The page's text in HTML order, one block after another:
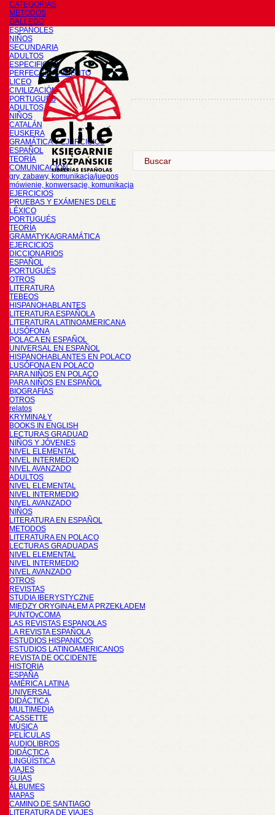
CATEGORÍAS
METODOS
GALLEGO
ESPAÑOLES
NIÑOS
SECUNDARIA
ADULTOS
ESPECIFICOS
PERFECCIONAMIENTO
LICEO
CIVILIZACIÓN
PORTUGUÉS
ADULTOS
NIÑOS
CATALÁN
EUSKERA
GRAMÁTICA Y EJERCICIOS
ESPAÑOL
TEORÍA
COMUNICACIÓN
gry, zabawy, komunikacja/juegos
mówienie, konwersacje, komunikacja
EJERCICIOS
PRUEBAS Y EXÁMENES DELE
LÉXICO
PORTUGUÉS
TEORÍA
GRAMATYKA/GRAMÁTICA
EJERCICIOS
DICCIONARIOS
ESPAÑOL
PORTUGUÉS
OTROS
LITERATURA
TEBEOS
HISPANOHABLANTES
LITERATURA ESPAÑOLA
LITERATURA LATINOAMERICANA
LUSÓFONA
POLACA EN ESPAÑOL
UNIVERSAL EN ESPAÑOL
HISPANOHABLANTES EN POLACO
LUSÓFONA EN POLACO
PARA NIÑOS EN POLACO
PARA NIÑOS EN ESPAÑOL
BIOGRAFÍAS
OTROS
relatos
KRYMINAŁY
BOOKS IN ENGLISH
LECTURAS GRADUAD
NIÑOS Y JÓVENES
NIVEL ELEMENTAL
NIVEL INTERMEDIO
NIVEL AVANZADO
ADULTOS
NIVEL ELEMENTAL
NIVEL INTERMEDIO
NIVEL AVANZADO
NIÑOS
LITERATURA EN ESPAÑOL
METODOS
LITERATURA EN POLACO
LECTURAS GRADUADAS
NIVEL ELEMENTAL
NIVEL INTERMEDIO
NIVEL AVANZADO
OTROS
REVISTAS
STUDIA IBERYSTYCZNE
MIĘDZY ORYGINAŁEM A PRZEKŁADEM
PUNTOyCOMA
LAS REVISTAS ESPANOLAS
LA REVISTA ESPAÑOLA
ESTUDIOS HISPANICOS
ESTUDIOS LATINOAMERICANOS
REVISTA DE OCCIDENTE
HISTORIA
ESPAÑA
AMÉRICA LATINA
UNIVERSAL
DIDÁCTICA
MULTIMEDIA
CASSETTE
MÚSICA
PELÍCULAS
AUDIOLIBROS
DIDÁCTICA
LINGÜÍSTICA
VIAJES
GUÍAS
ÁLBUMES
MAPAS
CAMINO DE SANTIAGO
LITERATURA DE VIAJES